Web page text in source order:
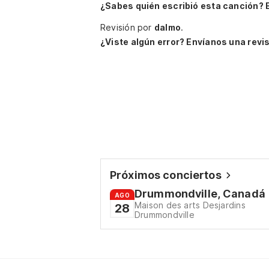
¿Sabes quién escribió esta canción?
Revisión por dalmo.
¿Viste algún error? Envíanos una
Próximos conciertos
AGO
28
Drummondville, Canadá
Maison des arts Desjardins
Drummondville